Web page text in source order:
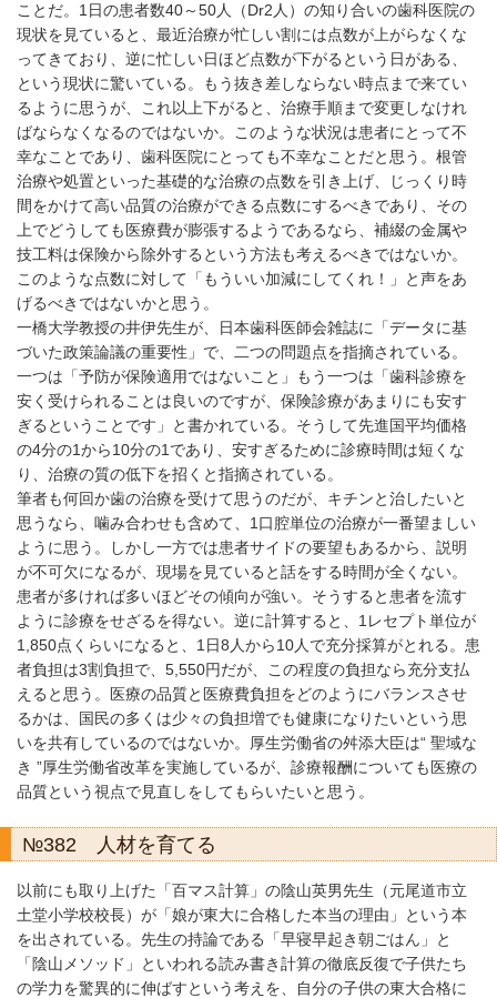
ことだ。1日の患者数40～50人（Dr2人）の知り合いの歯科医院の
現状を見ていると、最近治療が忙しい割には点数が上がらなくな
ってきており、逆に忙しい日ほど点数が下がるという日がある、
という現状に驚いている。もう抜き差しならない時点まで来てい
るように思うが、これ以上下がると、治療手順まで変更しなけれ
ばならなくなるのではないか。このような状況は患者にとって不
幸なことであり、歯科医院にとっても不幸なことだと思う。根管
治療や処置といった基礎的な治療の点数を引き上げ、じっくり時
間をかけて高い品質の治療ができる点数にするべきであり、その
上でどうしても医療費が膨張するようであるなら、補綴の金属や
技工料は保険から除外するという方法も考えるべきではないか。
このような点数に対して「もういい加減にしてくれ！」と声をあ
げるべきではないかと思う。
一橋大学教授の井伊先生が、日本歯科医師会雑誌に「データに基
づいた政策論議の重要性」で、二つの問題点を指摘されている。
一つは「予防が保険適用ではないこと」もう一つは「歯科診療を
安く受けられることは良いのですが、保険診療があまりにも安す
ぎるということです」と書かれている。そうして先進国平均価格
の4分の1から10分の1であり、安すぎるために診療時間は短くな
り、治療の質の低下を招くと指摘されている。
筆者も何回か歯の治療を受けて思うのだが、キチンと治したいと
思うなら、噛み合わせも含めて、1口腔単位の治療が一番望ましい
ように思う。しかし一方では患者サイドの要望もあるから、説明
が不可欠になるが、現場を見ていると話をする時間が全くない。
患者が多ければ多いほどその傾向が強い。そうすると患者を流す
ように診療をせざるを得ない。逆に計算すると、1レセプト単位が
1,850点くらいになると、1日8人から10人で充分採算がとれる。患
者負担は3割負担で、5,550円だが、この程度の負担なら充分支払
えると思う。医療の品質と医療費負担をどのようにバランスさせ
るかは、国民の多くは少々の負担増でも健康になりたいという思
いを共有しているのではないか。厚生労働省の舛添大臣は“ 聖域な
き ”厚生労働省改革を実施しているが、診療報酬についても医療の
品質という視点で見直しをしてもらいたいと思う。
№382 人材を育てる
以前にも取り上げた「百マス計算」の陰山英男先生（元尾道市立
土堂小学校校長）が「娘が東大に合格した本当の理由」という本
を出されている。先生の持論である「早寝早起き朝ごはん」と
「陰山メソッド」といわれる読み書き計算の徹底反復で子供たち
の学力を驚異的に伸ばすという考えを、自分の子供の東大合格に